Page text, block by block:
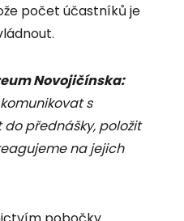
počet účastníků je
Novojičínska:
s
přednášky, položit
na jejich